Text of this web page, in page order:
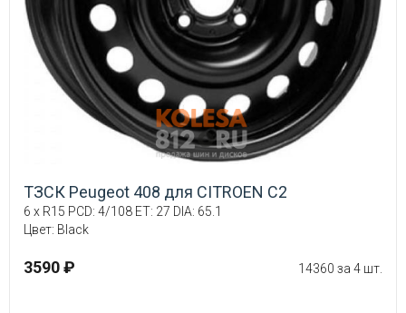
ТЗСК Peugeot 408 для CITROEN C2
6 x R15 PCD: 4/108 ET: 27 DIA: 65.1
Цвет: Black
3590 ₽ 14360 за 4 шт.